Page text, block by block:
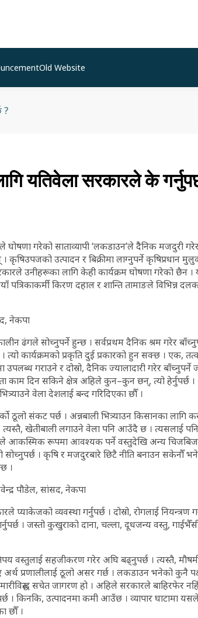
Old Website
?
यतिवेला सरकारले के
घोषणा गरेको साताव्यापी ‘लकडाउन’ले दैैनिक मजदुरी
कृषिउपजको उत्पादन र बिक्रीमा लाग्नुपर्ने कृषिप्रधान
उनीहरूका लागि केही कार्यक्रम घोषणा गरेको छैन
पत्रिकाकर्मी किरण दहाल र शान्ति तामाङले विभिन्न
नेकपा
ढंगले सोच्नुपर्ने हुन्छ । सर्वप्रथम दैनिक श्रम गरेर
त्यो कार्यक्रमको प्रकृति दुई प्रकारको हुन सक्छ । एक,
उपलब्ध गराउने र दोस्रो, दैनिक ज्यालादारी गरेर
काम दिन सकिने क्षेत्र अहिले कुन–कुन छन्, त्यो हेर्नुपर्छ
वेला देशलाई बन्द गरिदिएका छौँ ।
ठूलो संकट पर्छ । अन्नबाली भित्र्याउन किसानका लागि
त्यस्तै, खेतीबाली लगाउने वेला पनि आउँदै छ । त्यसलाई
आकस्मिक रूपमा आवश्यक पर्ने वस्तुदेखि अन्य
सोच्नुपर्छ । कृषि र मजदुरबारे छिटै नीति बनाउन सकेनौँ
।
पौडेल, सांसद, नेकपा
व्यवस्था गर्नुपर्छ । दोस्रो, रोगलाई नियन्त्रण
। जस्तो कुखुराको दाना, चल्ला, दूधजन्य वस्तु,
वस्तुलाई सहजीकरण गरेर अघि बढ्नुपर्छ । त्यस्तै,
अर्थ प्रणालीलाई ठूलो असर गर्छ । लकडाउन भनेको कुनै
सचेत जागरण हो । अहिले सरकारले बाहिरफेर
। किनकि, उत्पादनमा कमी आउँछ । व्यापार घाटामा
छौँ ।